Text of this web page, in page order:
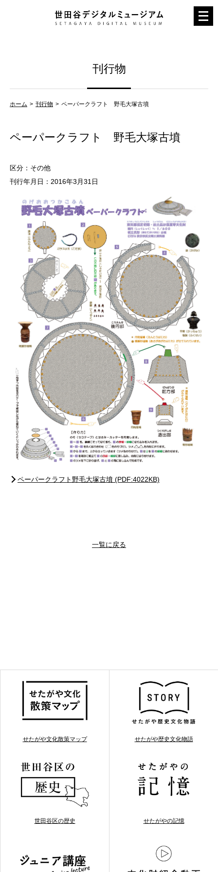
メ
ニ
刊行物
ホーム 刊行物 ペーパークラフト 野毛大塚古墳
ペーパークラフト 野毛大塚古墳
区分：その他
刊行年月日：2016年3月31日
ペーパークラフト野毛大塚古墳 (PDF:4022KB)
一覧に戻る
せたがや文化散策マップ せたがや歴史文化物語
世田谷区の歴史 せたがやの記憶